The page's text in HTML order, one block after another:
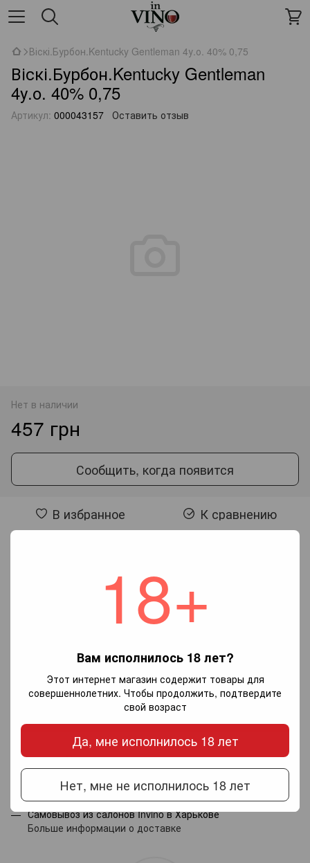
18+
Вам исполнилось 18 лет?
Этот интернет магазин содержит товары для
совершеннолетних. Чтобы продолжить, подтвердите
свой возраст
Да, мне исполнилось 18 лет
Нет, мне не исполнилось 18 лет
Віскі.Бурбон.Kentucky Gentleman 4у.о. 40% 0,75
Віскі.Бурбон.Kentucky Gentleman
4у.о. 40% 0,75
Артикул: 000043157 Оставить отзыв
Нет в наличии
457 грн
Сообщить, когда появится
В избранное К сравнению
Добавьте первый отзыв
Написать отзыв
Доставка Оплата Гарантия
Новой почтой по Украине — по тарифам перевозчика.
Самовывоз из салонов Invino в Харькове
Больше информации о доставке